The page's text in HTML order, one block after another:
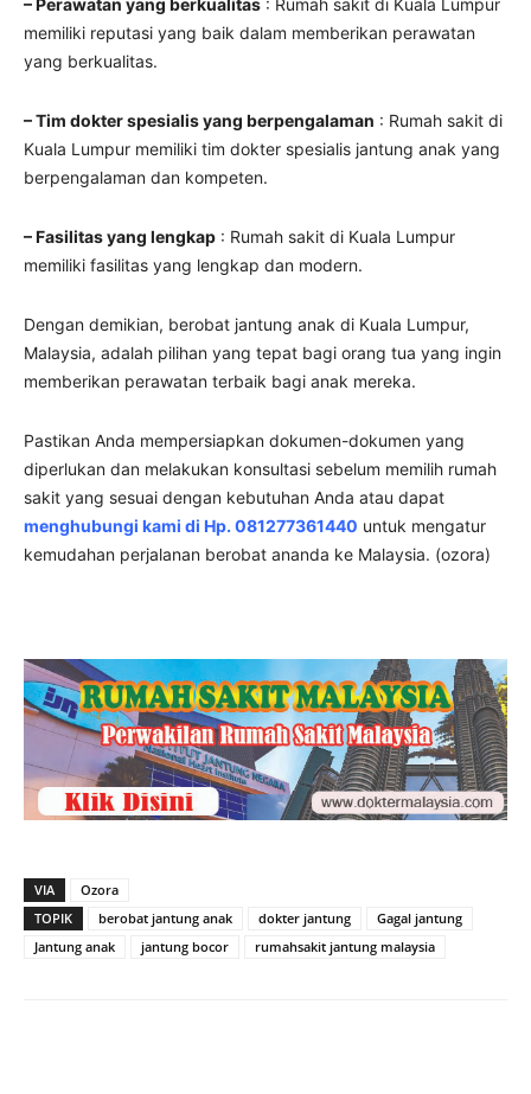
– Perawatan yang berkualitas : Rumah sakit di Kuala Lumpur
memiliki reputasi yang baik dalam memberikan perawatan
yang berkualitas.
– Tim dokter spesialis yang berpengalaman : Rumah sakit di
Kuala Lumpur memiliki tim dokter spesialis jantung anak yang
berpengalaman dan kompeten.
– Fasilitas yang lengkap : Rumah sakit di Kuala Lumpur
memiliki fasilitas yang lengkap dan modern.
Dengan demikian, berobat jantung anak di Kuala Lumpur,
Malaysia, adalah pilihan yang tepat bagi orang tua yang ingin
memberikan perawatan terbaik bagi anak mereka.
Pastikan Anda mempersiapkan dokumen-dokumen yang
diperlukan dan melakukan konsultasi sebelum memilih rumah
sakit yang sesuai dengan kebutuhan Anda atau dapat
menghubungi kami di Hp. 081277361440 untuk mengatur
kemudahan perjalanan berobat ananda ke Malaysia. (ozora)
VIA
Ozora
TOPIK
berobat jantung anak dokter jantung
Gagal jantung
Jantung anak
jantung bocor rumahsakit jantung malaysia